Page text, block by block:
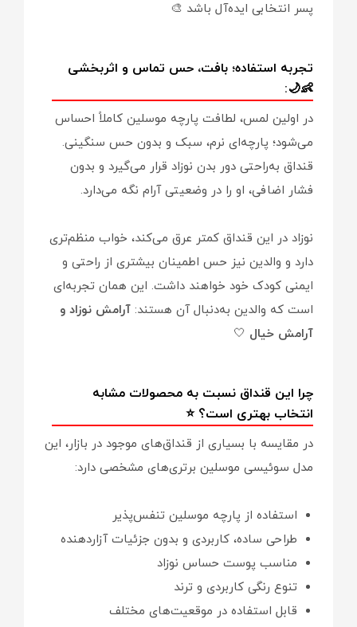
پسر انتخابی ایده‌آل باشد 🎨
تجربه استفاده؛ بافت، حس تماس و اثربخشی
👶🌙:
در اولین لمس، لطافت پارچه موسلین کاملاً احساس
می‌شود؛ پارچه‌ای نرم، سبک و بدون حس سنگینی.
قنداق به‌راحتی دور بدن نوزاد قرار می‌گیرد و بدون
فشار اضافی، او را در وضعیتی آرام نگه می‌دارد.
نوزاد در این قنداق کمتر عرق می‌کند، خواب منظم‌تری
دارد و والدین نیز حس اطمینان بیشتری از راحتی و
ایمنی کودک خود خواهند داشت. این همان تجربه‌ای
است که والدین به‌دنبال آن هستند: آرامش نوزاد و
آرامش خیال 🤍
چرا این قنداق نسبت به محصولات مشابه
انتخاب بهتری است؟ ⭐
در مقایسه با بسیاری از قنداق‌های موجود در بازار، این
مدل سوئیسی موسلین برتری‌های مشخصی دارد:
استفاده از پارچه موسلین تنفس‌پذیر
طراحی ساده، کاربردی و بدون جزئیات آزاردهنده
مناسب پوست حساس نوزاد
تنوع رنگی کاربردی و ترند
قابل استفاده در موقعیت‌های مختلف